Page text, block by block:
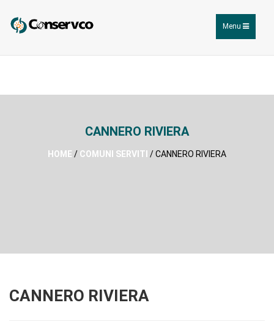
Toggle
navigation
Menu
CANNERO RIVIERA
HOME / COMUNI SERVITI / CANNERO RIVIERA
CANNERO RIVIERA